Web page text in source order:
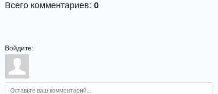
Всего комментариев: 0
Войдите: